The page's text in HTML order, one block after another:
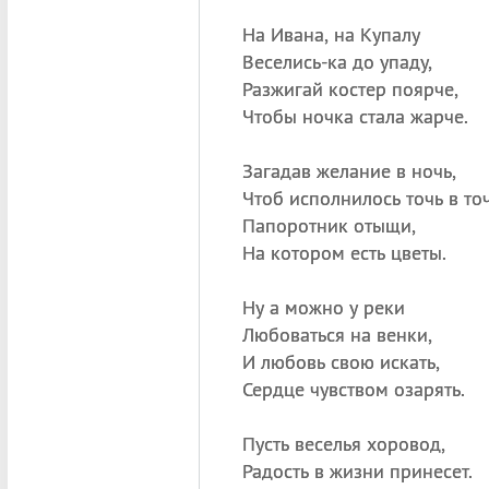
На Ивана, на Купалу
Веселись-ка до упаду,
Разжигай костер поярче,
Чтобы ночка стала жарче.
Загадав желание в ночь,
Чтоб исполнилось точь в
Папоротник отыщи,
На котором есть цветы.
Ну а можно у реки
Любоваться на венки,
И любовь свою искать,
Сердце чувством озарять.
Пусть веселья хоровод,
Радость в жизни принесет.